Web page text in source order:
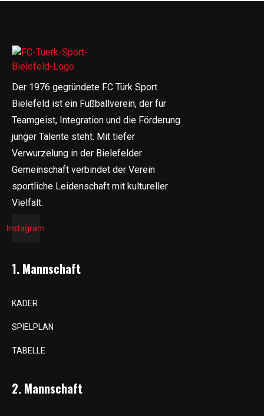
Der 1976 gegründete FC Türk Sport
Bielefeld ist ein Fußballverein, der für
Teamgeist, Integration und die Förderung
junger Talente steht. Mit tiefer
Verwurzelung in der Bielefelder
Gemeinschaft verbindet der Verein
sportliche Leidenschaft mit kultureller
Vielfalt.
Instagram
1. Mannschaft
KADER
SPIELPLAN
TABELLE
2. Mannschaft